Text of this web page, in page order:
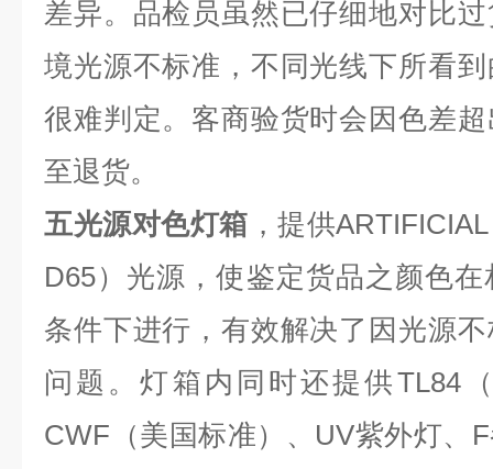
差异。品检员虽然已仔细地对比
境光源不标准，不同光线下所看
很难判定。客商验货时会因色差
至退货。
五光源对色灯箱 ，提供
D65）光源，使鉴定货品之颜色
条件下进行，有效解决了因光源
问题。灯箱内同时还提供TL84
CWF（美国标准）、UV紫外灯、